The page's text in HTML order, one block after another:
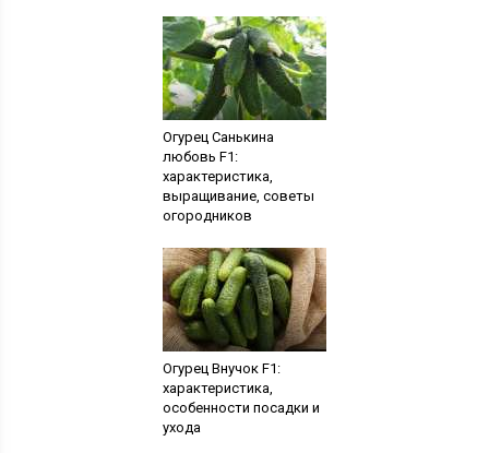
Огурец Санькина
любовь F1:
характеристика,
выращивание, советы
огородников
Огурец Внучок F1:
характеристика,
особенности посадки и
ухода